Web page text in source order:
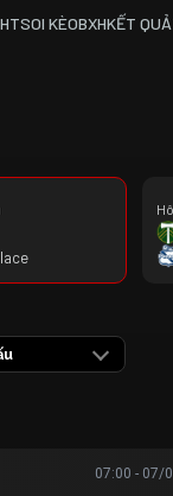
SOI KÈOBXHKẾT QUẢ
07:00 - 07/